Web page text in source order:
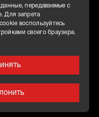
Доставка
передаваемые с
Для запрета
воспользуйтесь
своего браузера.